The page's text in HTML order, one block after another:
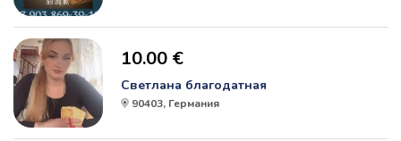
10.00 €
Светлана благодатная
90403, Германия